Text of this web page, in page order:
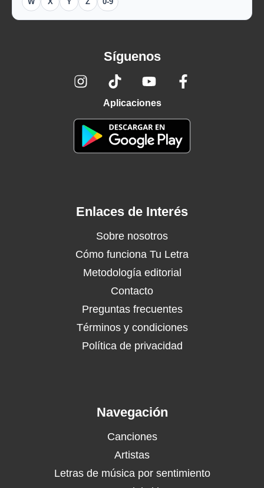
Síguenos
Aplicaciones
Enlaces de Interés
Sobre nosotros
Cómo funciona Tu Letra
Metodología editorial
Contacto
Preguntas frecuentes
Términos y condiciones
Política de privacidad
Navegación
Canciones
Artistas
Letras de música por sentimiento